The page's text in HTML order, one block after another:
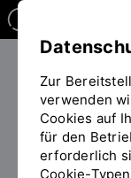
Sie
befinden
sich
Studieren
Zur
verwenden
Cookies auf
für den
erforderlich
Cookie-